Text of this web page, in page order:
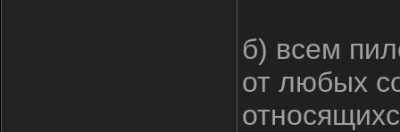
б) всем
от любых